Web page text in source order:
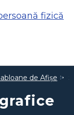
fizică
de Afișe